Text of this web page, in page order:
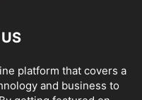
platform that covers a
and business to